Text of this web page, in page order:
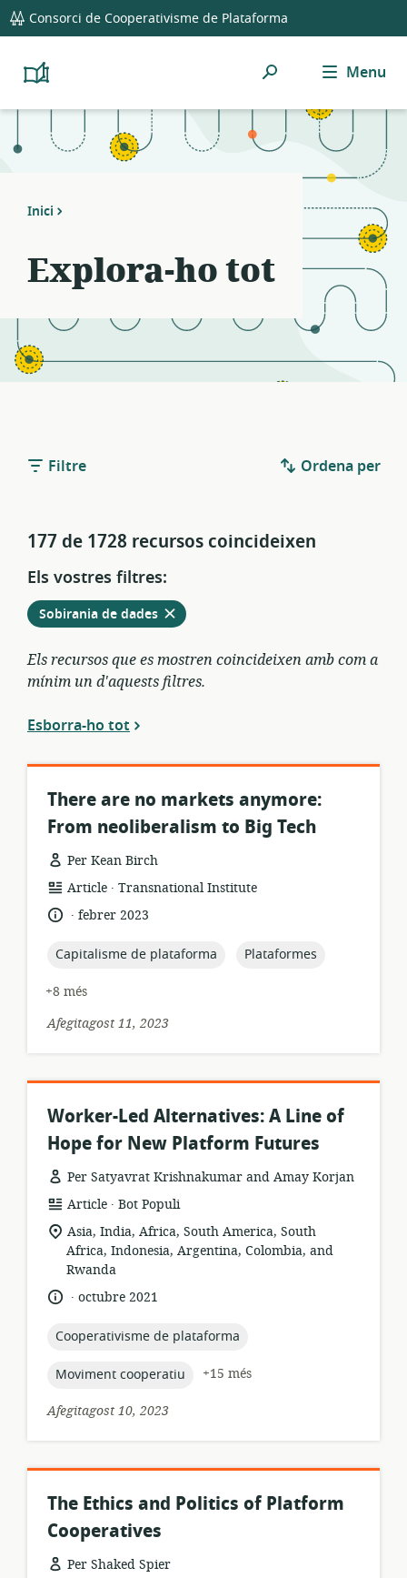
global
navigation
Consorci de Cooperativisme de Plataforma
Platform
Resource
Cerca Menu
Inici
Explora-ho tot
Filtre Ordena per
177 de 1728 recursos coincideixen
Els vostres filtres:
Elimina
Sobirania de dadesdels
filtres
actuals
Els recursos que es mostren coincideixen amb com a
mínim un d'aquests filtres.
Esborra-ho tot
There are no markets anymore:
From neoliberalism to Big Tech
Per Kean Birch
format
dels
recursos:
Article .
publicador:
Transnational Institute
idioma:
.
data
publicació:
febrer 2023
topic:
Capitalisme de plataforma topic:
Plataformes
+8 més
Afegitagost 11, 2023
Worker-Led Alternatives: A Line of
Hope for New Platform Futures
Per Satyavrat Krishnakumar and Amay Korjan
format
dels
recursos:
Article .
publicador:
Bot Populi
ubicació
rellevant:
Asia, India, Africa, South America, South
Africa, Indonesia, Argentina, Colombia, and
Rwanda
idioma:
.
data
publicació:
octubre 2021
topic:
Cooperativisme de plataforma
topic:
Moviment cooperatiu
+15 més
Afegitagost 10, 2023
The Ethics and Politics of Platform
Cooperatives
Per Shaked Spier
Notifications
21
filters
Resource